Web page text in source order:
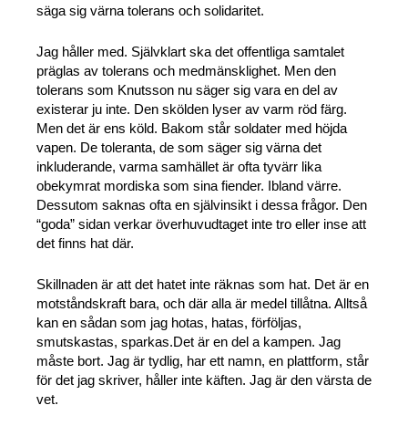
säga sig värna tolerans och solidaritet.
Jag håller med. Självklart ska det offentliga samtalet
präglas av tolerans och medmänsklighet. Men den
tolerans som Knutsson nu säger sig vara en del av
existerar ju inte. Den skölden lyser av varm röd färg.
Men det är ens köld. Bakom står soldater med höjda
vapen. De toleranta, de som säger sig värna det
inkluderande, varma samhället är ofta tyvärr lika
obekymrat mordiska som sina fiender. Ibland värre.
Dessutom saknas ofta en självinsikt i dessa frågor. Den
“goda” sidan verkar överhuvudtaget inte tro eller inse att
det finns hat där.
Skillnaden är att det hatet inte räknas som hat. Det är en
motståndskraft bara, och där alla är medel tillåtna. Alltså
kan en sådan som jag hotas, hatas, förföljas,
smutskastas, sparkas.Det är en del a kampen. Jag
måste bort. Jag är tydlig, har ett namn, en plattform, står
för det jag skriver, håller inte käften. Jag är den värsta de
vet.